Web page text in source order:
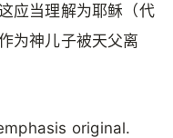
应当理解为耶稣（代
为神儿子被天父离
original.